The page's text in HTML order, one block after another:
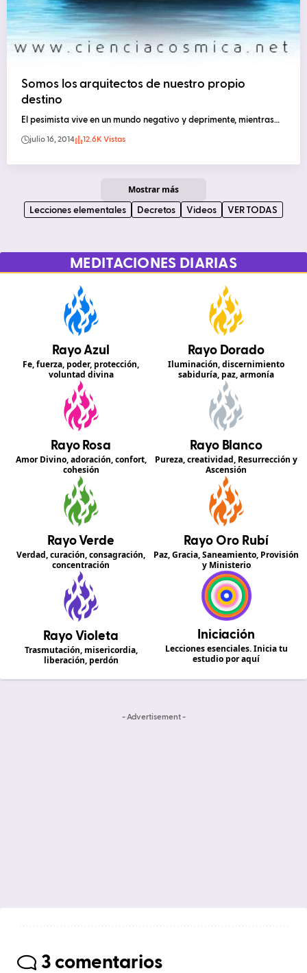
Somos los arquitectos de nuestro propio
destino
El pesimista vive en un mundo negativo y deprimente, mientras…
julio 16, 2014 12.6K Vistas
Mostrar más
Lecciones elementales Decretos Videos VER TODAS
MEDITACIONES DIARIAS
Rayo Azul
Fe, fuerza, poder, protección,
voluntad divina
Rayo Dorado
Iluminación, discernimiento
sabiduría, paz, armonía
Rayo Rosa
Amor Divino, adoración, confort,
cohesión
Rayo Blanco
Pureza, creatividad, Resurrección y
Ascensión
Rayo Verde
Verdad, curación, consagración,
concentración
Rayo Oro Rubí
Paz, Gracia, Saneamiento, Provisión
y Ministerio
Rayo Violeta
Trasmutación, misericordia,
liberación, perdón
Iniciación
Lecciones esenciales. Inicia tu
estudio por aquí
- Advertisement -
3 comentarios